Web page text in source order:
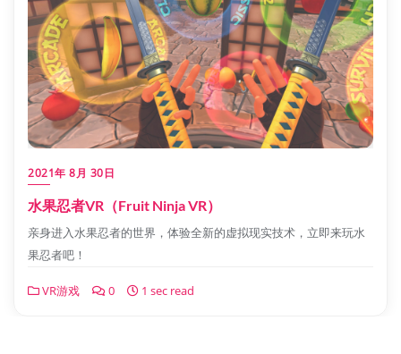
2021年 8月 30日
水果忍者VR（Fruit Ninja VR）
亲身进入水果忍者的世界，体验全新的虚拟现实技术，立即来玩水
果忍者吧！
VR游戏 0 1 sec read